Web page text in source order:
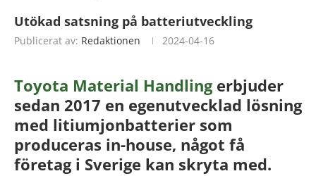
Utökad satsning på batteriutveckling
Publicerat av: Redaktionen 2024-04-16
Toyota Material Handlingerbjuder
sedan 2017 en egenutvecklad lösning
med litiumjonbatterier som
produceras in-house, något få
företag i Sverige kan skryta med.